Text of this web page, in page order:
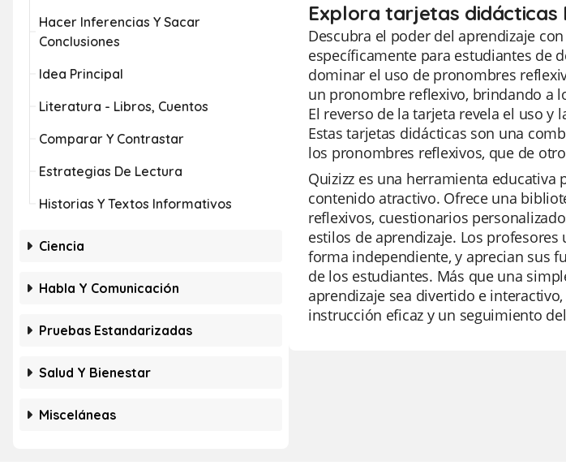
Hacer Inferencias Y Sacar
Conclusiones
Idea Principal
Literatura - Libros, Cuentos
Comparar Y Contrastar
Estrategias De Lectura
Historias Y Textos Informativos
Ciencia
Habla Y Comunicación
Pruebas Estandarizadas
Salud Y Bienestar
Misceláneas
Explora tarjetas didácticas
Descubra el poder del aprendizaje
específicamente para estudiantes de
dominar el uso de pronombres
un pronombre reflexivo, brindando a
El reverso de la tarjeta revela el uso y
Estas tarjetas didácticas son una
los pronombres reflexivos, que de
Quizizz es una herramienta
contenido atractivo. Ofrece una
reflexivos, cuestionarios
estilos de aprendizaje. Los
forma independiente, y aprecian sus
de los estudiantes. Más que una
aprendizaje sea divertido e
instrucción eficaz y un seguimiento